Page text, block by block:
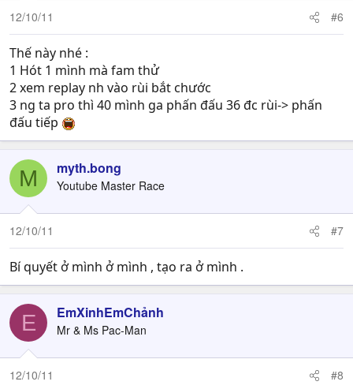
12/10/11 #6
Thế này nhé :
1 Hót 1 mình mà fam thử
2 xem replay nh vào rùi bắt chước
3 ng ta pro thì 40 mình ga phấn đấu 36 đc rùi-> phấn
đấu tiếp
M myth.bong
Youtube Master Race
12/10/11 #7
Bí quyết ở mình ở mình , tạo ra ở mình .
E EmXinhEmChảnh
Mr & Ms Pac-Man
12/10/11 #8